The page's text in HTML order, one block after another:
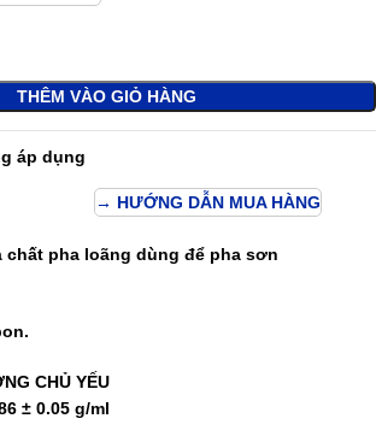
THÊM VÀO GIỎ HÀNG
áp dụng
→ HƯỚNG DẪN MUA HÀNG
chất pha loãng dùng để pha sơn
CHỦ YẾU
± 0.05 g/ml